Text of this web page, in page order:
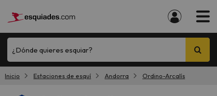
¿Dónde quieres esquiar?
Inicio Estaciones de esquí Andorra Ordino-Arcalís